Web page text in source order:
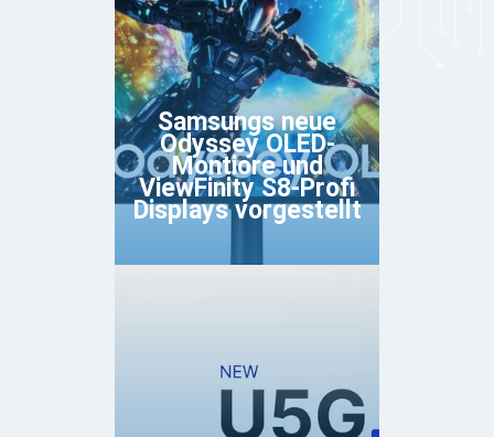
Samsungs neue
Odyssey OLED-
Montiore und
ViewFinity S8-Profi
Displays vorgestellt